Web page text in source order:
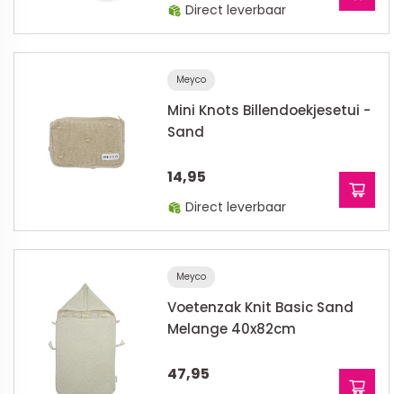
Direct leverbaar
Meyco
Mini Knots Billendoekjesetui -
Sand
14,95
Direct leverbaar
Meyco
Voetenzak Knit Basic Sand
Melange 40x82cm
47,95